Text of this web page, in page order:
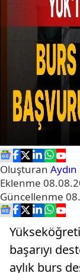
Oluşturan
Eklenme
Güncellenme
başarıyı
aylık burs